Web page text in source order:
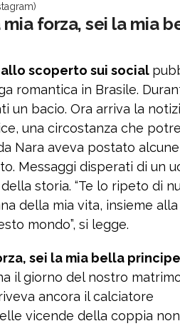
forza, sei la mia
scoperto sui social
romantica in Brasile.
un bacio. Ora arriva la
una circostanza che
Nara aveva postato
Messaggi disperati di un
storia. “Te lo ripeto di
della mia vita, insieme
mondo”, si legge.
sei la mia bella
il giorno del nostro
ancora il calciatore
vicende della coppia